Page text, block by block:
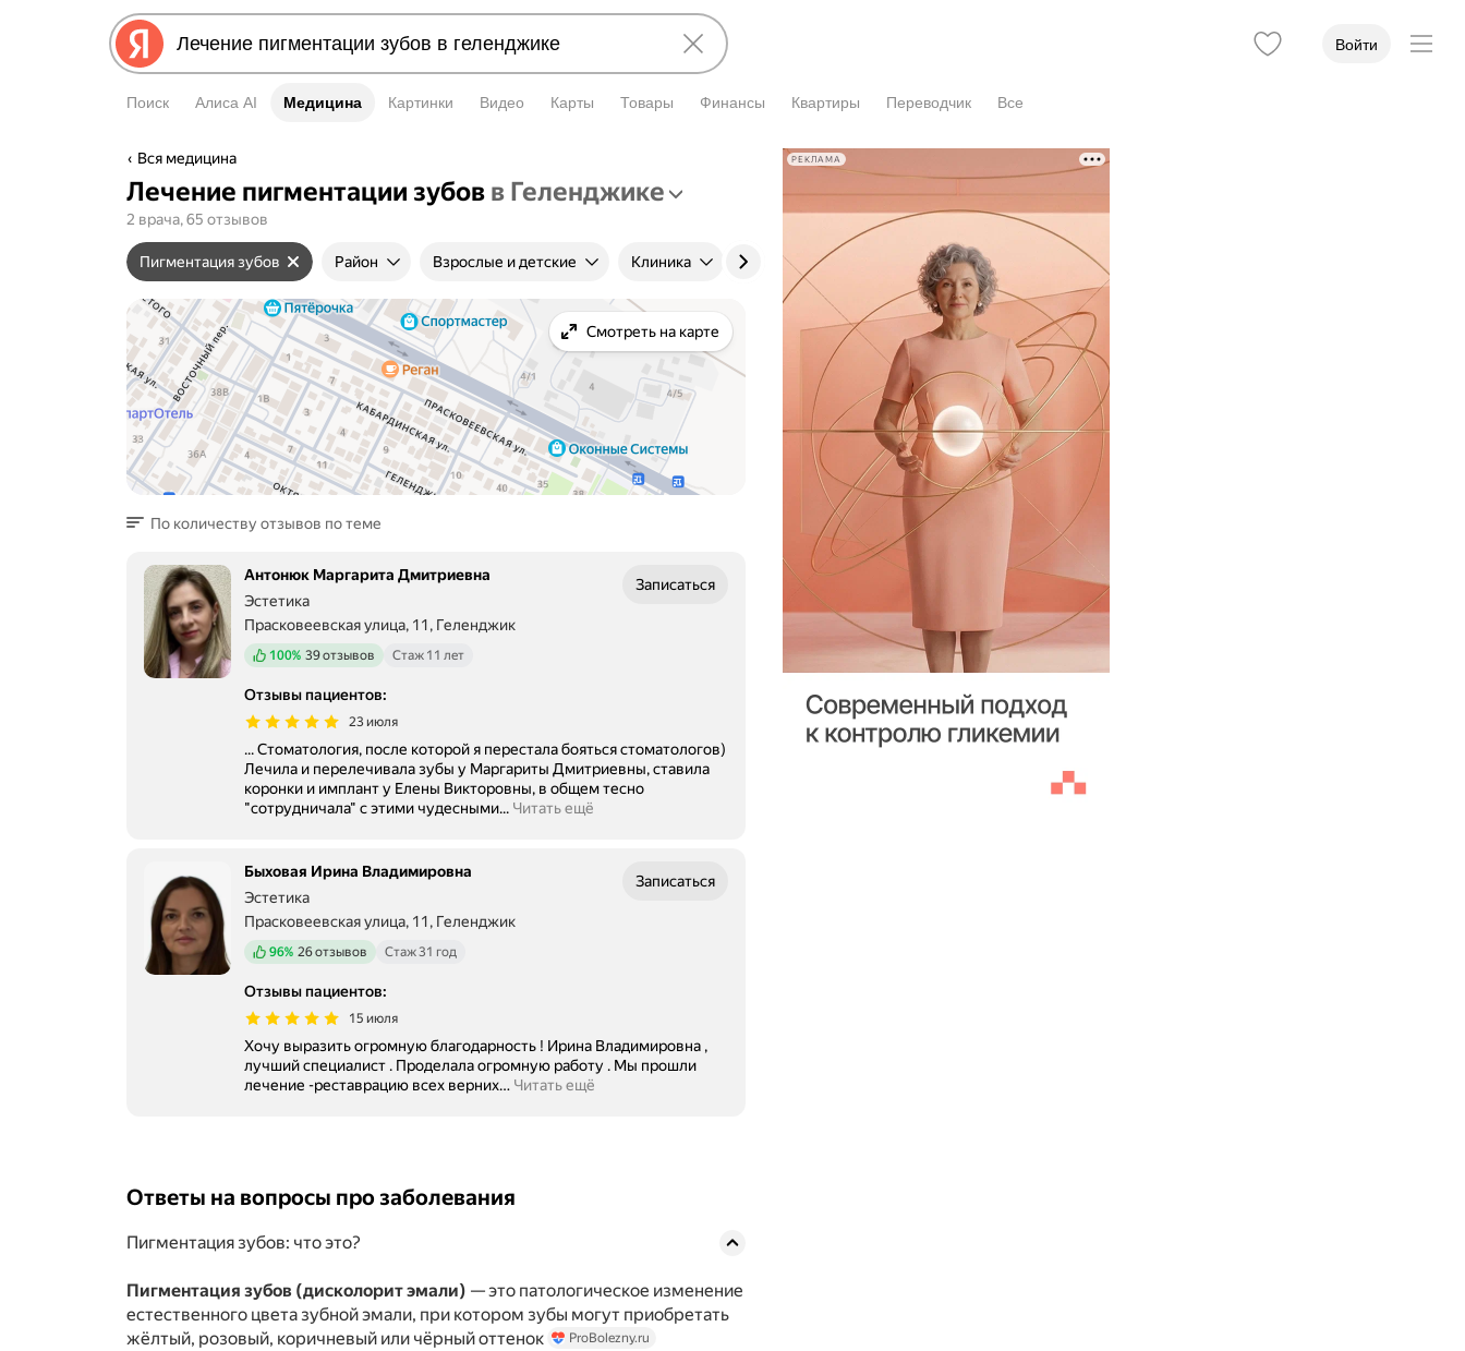
Войти
Поиск Алиса AI Медицина
Медицина Картинки Видео Карты Товары Финансы Квартиры Переводчик Все
Вся медицина
Лечение пигментации зубов в Геленджике
2 врача, 65 отзывов
Пигментация зубов Район Взрослые и детские Клиника Цена приёма Стаж Учёная степень
Смотреть на карте
По количеству отзывов по теме
Антонюк Маргарита Дмитриевна
Эстетика
Прасковеевская улица, 11, Геленджик
Положительных отзывов
100% 39 отзывов Стаж 11 лет
Записаться
Отзывы пациентов:
23 июля
... Стоматология, после которой я перестала бояться стоматологов)
Лечила и перелечивала зубы у Маргариты Дмитриевны, ставила
коронки и имплант у Елены Викторовны, в общем тесно
"сотрудничала" с этими чудесными... Читать ещё
Быховая Ирина Владимировна
Эстетика
Прасковеевская улица, 11, Геленджик
Положительных отзывов
96% 26 отзывов Стаж 31 год
Записаться
Отзывы пациентов:
15 июля
Хочу выразить огромную благодарность ! Ирина Владимировна ,
лучший специалист . Проделала огромную работу . Мы прошли
лечение -реставрацию всех верних… Читать ещё
Ответы на вопросы про заболевания
Пигментация зубов: что это?
Пигментация зубов (дисколорит эмали) — это патологическое изменение
естественного цвета зубной эмали, при котором зубы могут приобретать
жёлтый, розовый, коричневый или чёрный оттенок
ProBolezny.ru
РЕКЛАМА